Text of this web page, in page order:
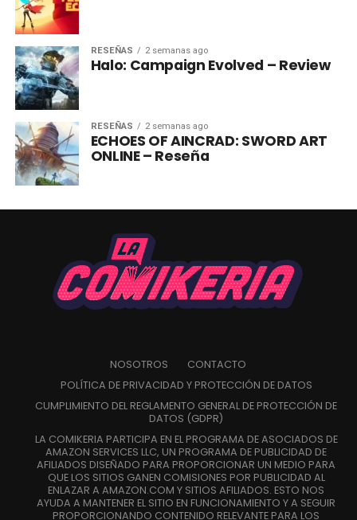
RESEÑAS 2 semanas ago
Halo: Campaign Evolved – Review
RESEÑAS 2 semanas ago
ECHOES OF AINCRAD: SWORD ART
ONLINE – Reseña
NOSOTROS
CONTACTO
POLÍTICA DE PRIVACIDAD Y PROTECCIÓN DE DATOS
CUMPLIMIENTO DEL REGLAMENTO GENERAL DE PROTECCIÓN DE
DATOS (GDPR)
LA COMIKERIA PARTICIPA EN EL PROGRAMA DE ASOCIADOS DE
AMAZON SERVICES LLC, UN PROGRAMA DE PUBLICIDAD DE
AFILIADOS DISEÑADO PARA PROPORCIONAR UN MEDIO PARA
QUE LOS SITIOS GANEN COMISIONES POR PUBLICIDAD AL
ENLAZAR A AMAZON.COM Y SITIOS AFILIADOS. ESTO NOS
AYUDA A MANTENER EL SITIO EN FUNCIONAMIENTO Y A SEGUIR
PROPORCIONANDO CONTENIDO RELEVANTE PARA LOS